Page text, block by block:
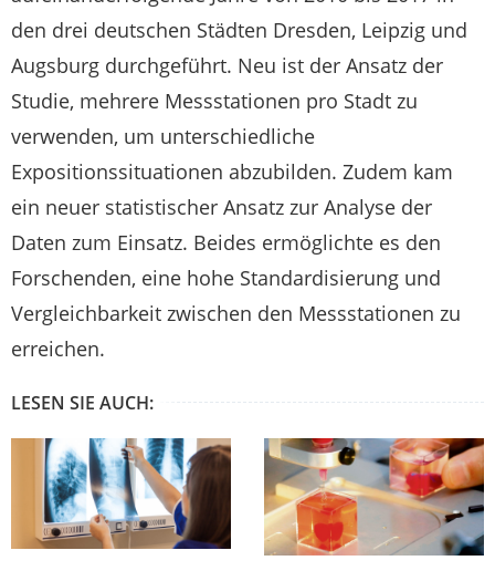
den drei deutschen Städten Dresden, Leipzig und
Augsburg durchgeführt. Neu ist der Ansatz der
Studie, mehrere Messstationen pro Stadt zu
verwenden, um unterschiedliche
Expositionssituationen abzubilden. Zudem kam
ein neuer statistischer Ansatz zur Analyse der
Daten zum Einsatz. Beides ermöglichte es den
Forschenden, eine hohe Standardisierung und
Vergleichbarkeit zwischen den Messstationen zu
erreichen.
LESEN SIE AUCH: